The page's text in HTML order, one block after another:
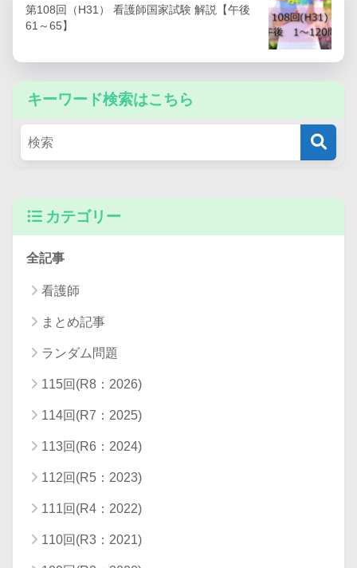
第108回（H31） 看護師国家試験 解説【午後
61～65】
キーワード検索はこちら
カテゴリー
全記事
看護師
まとめ記事
ランダム問題
115回(R8：2026)
114回(R7：2025)
113回(R6：2024)
112回(R5：2023)
111回(R4：2022)
110回(R3：2021)